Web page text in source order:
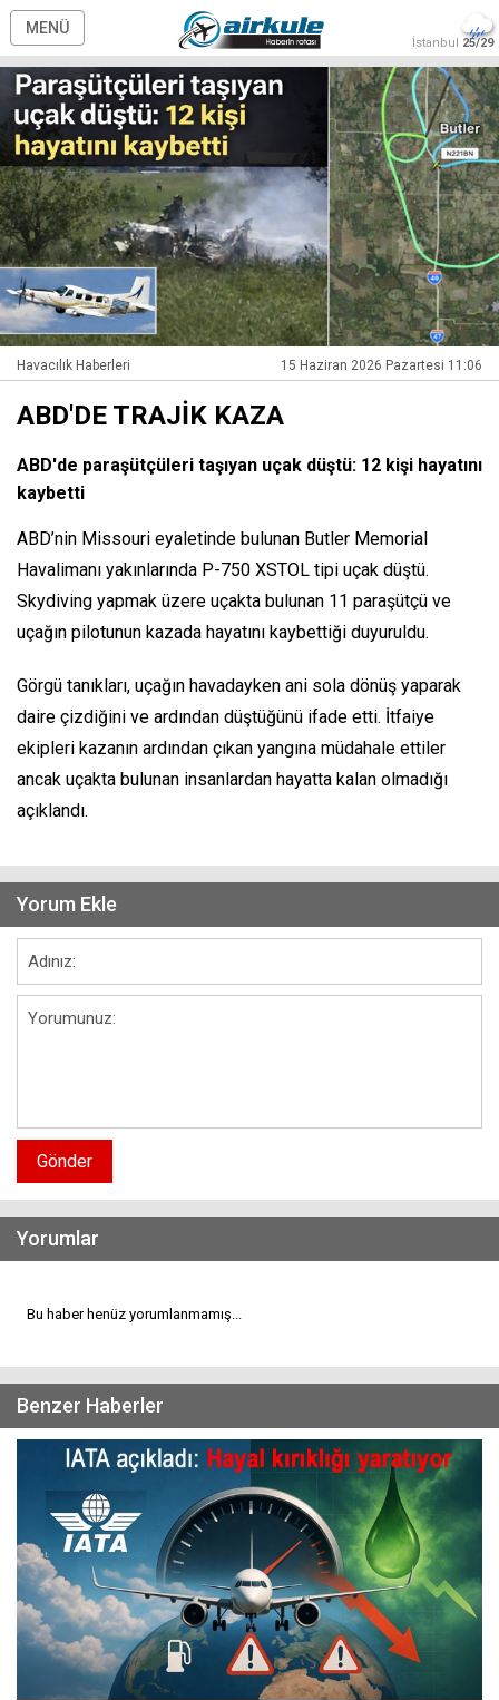
MENÜ
İstanbul 25/29
Havacılık Haberleri 15 Haziran 2026 Pazartesi 11:06
ABD'DE TRAJİK KAZA
ABD'de paraşütçüleri taşıyan uçak düştü: 12 kişi hayatını
kaybetti
ABD’nin Missouri eyaletinde bulunan Butler Memorial
Havalimanı yakınlarında P-750 XSTOL tipi uçak düştü.
Skydiving yapmak üzere uçakta bulunan 11 paraşütçü ve
uçağın pilotunun kazada hayatını kaybettiği duyuruldu.
Görgü tanıkları, uçağın havadayken ani sola dönüş yaparak
daire çizdiğini ve ardından düştüğünü ifade etti. İtfaiye
ekipleri kazanın ardından çıkan yangına müdahale ettiler
ancak uçakta bulunan insanlardan hayatta kalan olmadığı
açıklandı.
Yorum Ekle
Gönder
Yorumlar
Bu haber henüz yorumlanmamış...
Benzer Haberler